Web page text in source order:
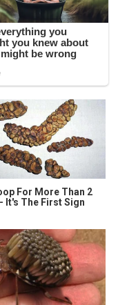
For More Than 2
It's The First Sign